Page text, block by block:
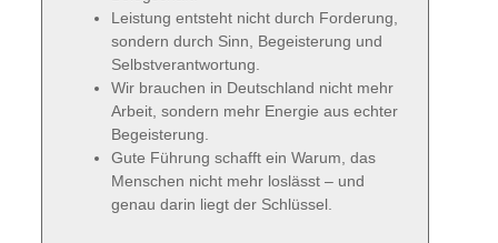
Leistung entsteht nicht durch Forderung,
sondern durch Sinn, Begeisterung und
Selbstverantwortung.
Wir brauchen in Deutschland nicht mehr
Arbeit, sondern mehr Energie aus echter
Begeisterung.
Gute Führung schafft ein Warum, das
Menschen nicht mehr loslässt – und
genau darin liegt der Schlüssel.